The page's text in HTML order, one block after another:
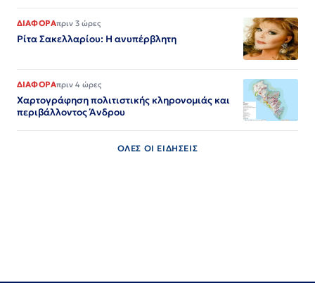
ΔΙΑΦΟΡΑπριν 3 ώρες
Ρίτα Σακελλαρίου: Η ανυπέρβλητη
ΔΙΑΦΟΡΑπριν 4 ώρες
Χαρτογράφηση πολιτιστικής κληρονομιάς και
περιβάλλοντος Άνδρου
ΟΛΕΣ ΟΙ ΕΙΔΗΣΕΙΣ